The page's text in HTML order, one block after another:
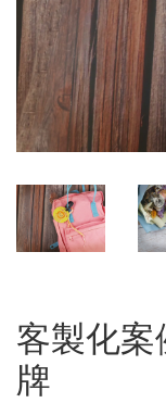
客製化案
牌